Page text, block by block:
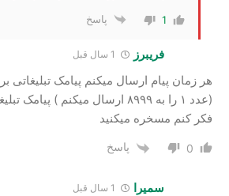
1 پاسخ
فریبرز
هر زمان پیام ارسال میکنم پیامک
(عدد ۱ را به ۸۹۹۹ ارسال میکنم )
فکر کنم مسخره میکنید
0 پاسخ
سمیرا